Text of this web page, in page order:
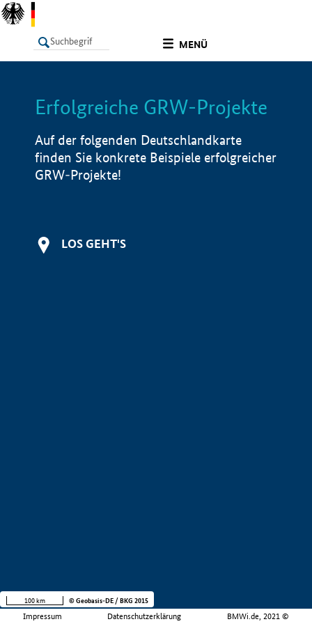
MENÜ
LISTE Info
Erfolgreiche GRW-Projekte
Auf der folgenden Deutschlandkarte
finden Sie konkrete Beispiele erfolgreicher
GRW-Projekte!
LOS GEHT'S
Impressum Datenschutzerklärung BMWi.de, 2021 ©
100 km © Geobasis-DE / BKG 2015